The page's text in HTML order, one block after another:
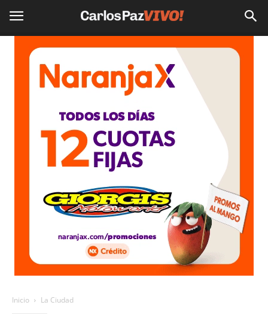
Inicio La Ciudad